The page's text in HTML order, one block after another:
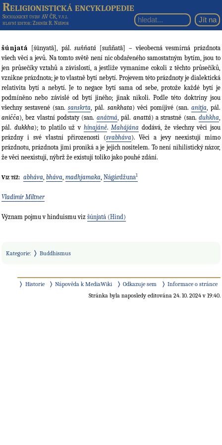
Religionistická encyklopedie
Sociologický ústav AV ČR, v.v.i.
hlavní editor: Zdeněk R. Nešpor
šúnjatá [śūnyatā], pál.suňňatá [suññatā] – všeobecná vesmírná prázdnota
všech věcí a jevů. Na tomto světě není nic obdařeného samostatným bytím, jsou to
jen průsečíky vztahů a závislostí, a jestliže vymaníme cokoli z těchto průsečíků,
vznikne prázdnota; je to vlastně bytí nebytí. Projevem této prázdnoty je dialektická
relativita bytí a nebytí. Je to negace bytí sama od sebe, protože každé bytí je
podmíněno nebo závislé od bytí jiného; jinak nikoli. Podle této doktríny jsou
všechny sestavené (san.sanskrta, pál. sankhata) věci pomíjivé (san. anitja, pál.
aničča), bez vlastní podstaty (san. anátmá, pál. anattá) a strastné (san.duhkha,
pál. dukkha); to platilo už v hínajáně.Mahájána dodává, že všechny věci jsou
prázdny i své vlastní přirozenosti (svabháva). Věci a jevy neexistují mimo
prázdnotu, prázdnota jimi proniká a je jejich nositelem. To není nihilistický názor,
že věci neexistují, nýbrž že existují toliko jako pouhé zdání.
Viz též: abháva, bháva, madhjamaka, Nágárdžuna1
Vladimír Miltner
Význam pojmu v hinduismu viz šúnjatá (Hind)
Kategorie: Buddhismus
Historie Nápověda k MediaWiki Odkazuje sem
Informace o stránce
Stránka byla naposledy editována 24. 10. 2024 v 19:40.